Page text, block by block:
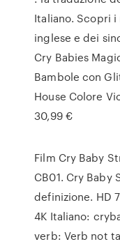
Italiano. Scopri
inglese e dei
Cry Babies
Bambole con
House Colore
30,99 €
Film Cry Baby
CB01. Cry Baby
definizione. HD
4K Italiano:
verb: Verb not